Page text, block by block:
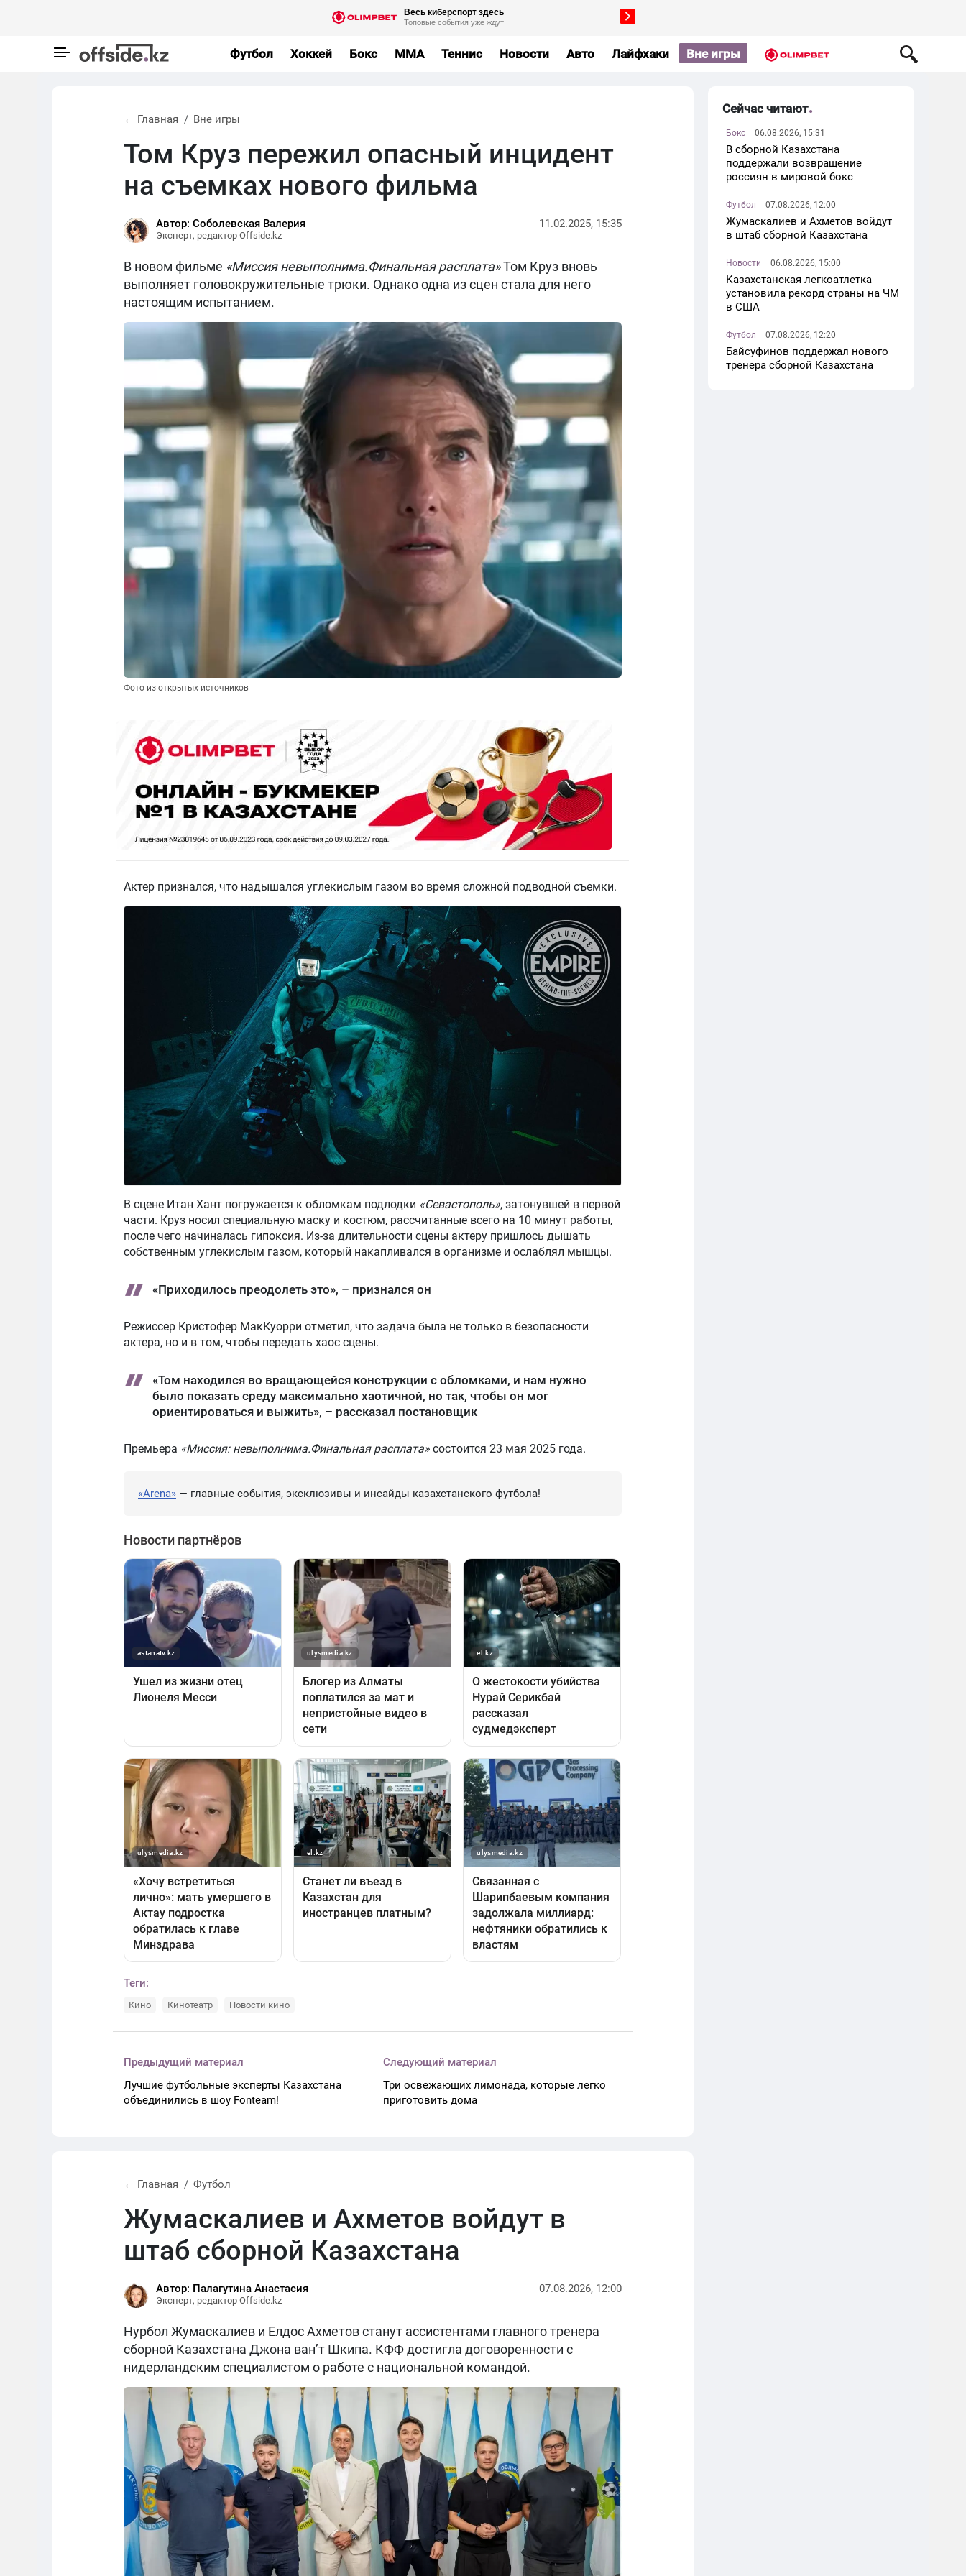
Футбол Хоккей Бокс MMA Теннис Новости Авто Лайфхаки Вне игры
← Главная Вне игры
Том Круз пережил опасный инцидент
на съемках нового фильма
Автор: Соболевская Валерия
Эксперт, редактор Offside.kz
11.02.2025, 15:35
В новом фильме «Миссия невыполнима.Финальная расплата»Том Круз вновь
выполняет головокружительные трюки. Однако одна из сцен стала для него
настоящим испытанием.
Фото из открытых источников
Актер признался, что надышался углекислым газом во время сложной подводной съемки.
В сцене Итан Хант погружается к обломкам подлодки «Севастополь», затонувшей в первой
части. Круз носил специальную маску и костюм, рассчитанные всего на 10 минут работы,
после чего начиналась гипоксия. Из-за длительности сцены актеру пришлось дышать
собственным углекислым газом, который накапливался в организме и ослаблял мышцы.
«Приходилось преодолеть это», – признался он
Режиссер Кристофер МакКуорри отметил, что задача была не только в безопасности
актера, но и в том, чтобы передать хаос сцены.
«Том находился во вращающейся конструкции с обломками, и нам нужно
было показать среду максимально хаотичной, но так, чтобы он мог
ориентироваться и выжить», – рассказал постановщик
Премьера «Миссия: невыполнима.Финальная расплата» состоится 23 мая 2025 года.
«Arena» — главные события, эксклюзивы и инсайды казахстанского футбола!
Теги:
Кино Кинотеатр Новости кино
Предыдущий материал
Лучшие футбольные эксперты Казахстана
объединились в шоу Fonteam!
Следующий материал
Три освежающих лимонада, которые легко
приготовить дома
← Главная Футбол
Жумаскалиев и Ахметов войдут в
штаб сборной Казахстана
Автор: Палагутина Анастасия
Эксперт, редактор Offside.kz
07.08.2026, 12:00
Нурбол Жумаскалиев и Елдос Ахметов станут ассистентами главного тренера
сборной Казахстана Джона ван’т Шкипа. КФФ достигла договоренности с
нидерландским специалистом о работе с национальной командой.
Сейчас читают
Бокс 06.08.2026, 15:31
В сборной Казахстана
поддержали возвращение
россиян в мировой бокс
Футбол 07.08.2026, 12:00
Жумаскалиев и Ахметов войдут
в штаб сборной Казахстана
Новости 06.08.2026, 15:00
Казахстанская легкоатлетка
установила рекорд страны на ЧМ
в США
Футбол 07.08.2026, 12:20
Байсуфинов поддержал нового
тренера сборной Казахстана